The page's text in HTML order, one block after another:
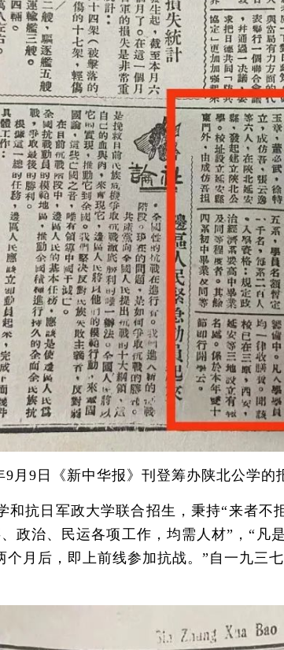
9日《新中华报》刊登筹办陕北公学的
日军政大学联合招生，秉持“来者不
政治、民运各项工作，均需人材”，“凡
月后，即上前线参加抗战。”自一九三